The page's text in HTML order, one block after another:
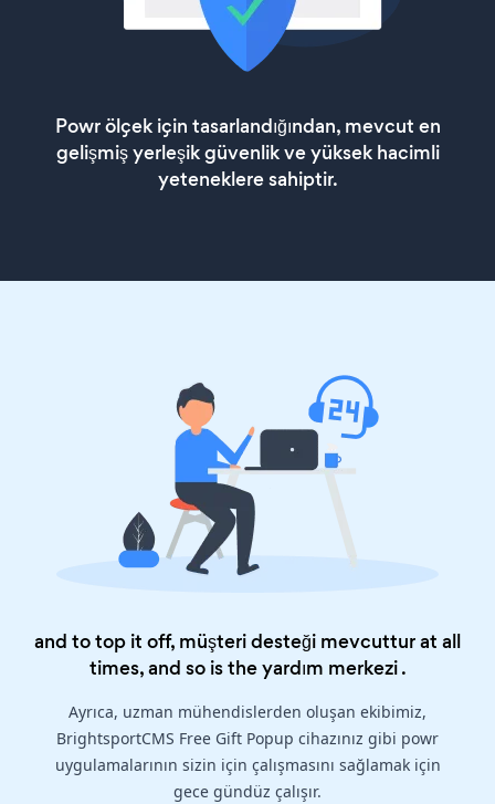
Powr ölçek için tasarlandığından, mevcut en
gelişmiş yerleşik güvenlik ve yüksek hacimli
yeteneklere sahiptir.
and to top it off, müşteri desteği mevcuttur at all
times, and so is theyardım merkezi.
Ayrıca, uzman mühendislerden oluşan ekibimiz,
BrightsportCMS Free Gift Popup cihazınız gibi powr
uygulamalarının sizin için çalışmasını sağlamak için
gece gündüz çalışır.